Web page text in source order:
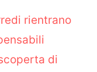
rientrano
di